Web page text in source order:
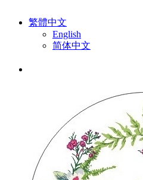
繁體中文
English
简体中文
最新到貨
最高價格
最低價格